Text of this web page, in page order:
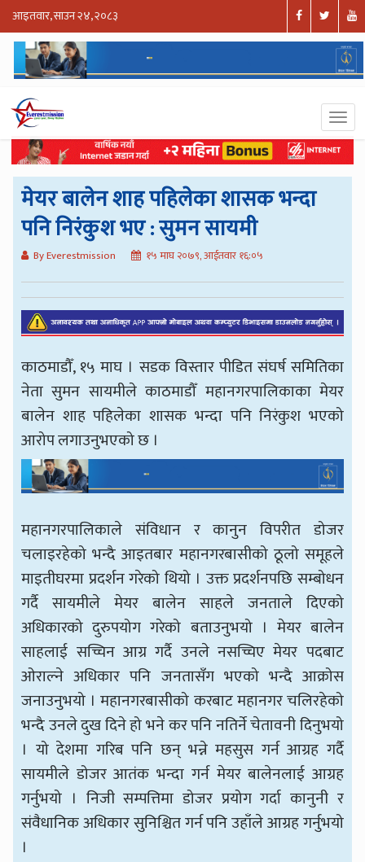
आइतवार, साउन २४, २०८३
मेयर बालेन शाह पहिलेका शासक भन्दा
पनि निरंकुश भए : सुमन सायमी
By Everestmission १५ माघ २०७९, आईतवार १६:०५
काठमाडौँ, १५ माघ । सडक विस्तार पीडित संघर्ष समितिका
नेता सुमन सायमीले काठमाडौँ महानगरपालिकाका मेयर
बालेन शाह पहिलेका शासक भन्दा पनि निरंकुश भएको
आरोप लगाउनुभएको छ ।
महानगरपालिकाले संविधान र कानुन विपरीत डोजर
चलाइरहेको भन्दै आइतबार महानगरबासीको ठूलो समूहले
माइतीघरमा प्रदर्शन गरेको थियो । उक्त प्रदर्शनपछि सम्बोधन
गर्दै सायमीले मेयर बालेन साहले जनताले दिएको
अधिकारको दुरुपयोग गरेको बताउनुभयो । मेयर बालेन
साहलाई सच्चिन आग्र गर्दै उनले नसच्चिए मेयर पदबाट
ओराल्ने अधिकार पनि जनतासँग भएको भन्दै आक्रोस
जनाउनुभयो । महानगरबासीको करबाट महानगर चलिरहेको
भन्दै उनले दुख दिने हो भने कर पनि नतिर्ने चेतावनी दिनुभयो
। यो देशमा गरिब पनि छन् भन्ने महसुस गर्न आग्रह गर्दै
सायमीले डोजर आतंक भन्दा गर्न मेयर बालेनलाई आग्रह
गर्नुभयो । निजी सम्पत्तिमा डोजर प्रयोग गर्दा कानुनी र
संवैधानिक अधिकार सुनिश्चित गर्न पनि उहाँले आग्रह गर्नुभयो
।